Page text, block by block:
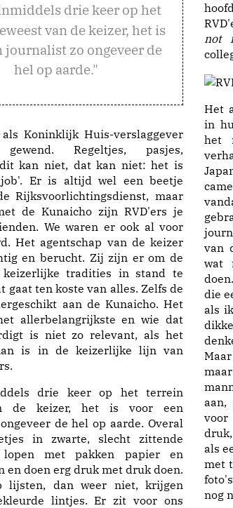
drie keer op het
van de keizer, het is
journalist zo ongeveer de
hel op aarde."
Koninklijk Huis-verslaggever
Regeltjes, pasjes,
kan niet, dat kan niet: het is
Er is altijd wel een beetje
Rijksvoorlichtingsdienst, maar
de Kunaicho zijn RVD'ers je
We waren er ook al voor
Het agentschap van de keizer
en berucht. Zij zijn er om de
keizerlijke tradities in stand te
gaat ten koste van alles. Zelfs de
aan de Kunaicho. Het
allerbelangrijkste en wie dat
is niet zo relevant, als het
is in de keizerlijke lijn van
drie keer op het terrein
de keizer, het is voor een
de hel op aarde. Overal
in zwarte, slecht zittende
lopen met pakken papier en
en doen erg druk met druk doen.
lijsten, dan weer niet, krijgen
lintjes. Er zit voor ons
not
Het
in
het
van
wat
die
als
voor
als
met
nog